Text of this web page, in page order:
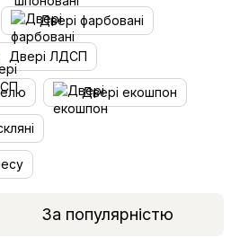
Двері фарбовані
Двері ЛДСП
Двері екошпон
За популярністю